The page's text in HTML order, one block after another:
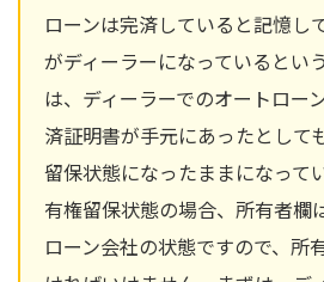
ローンは完済していると記憶し
がディーラーになっているとい
は、ディーラーでのオートロー
済証明書が手元にあったとして
留保状態になったままになって
有権留保状態の場合、所有者欄
ローン会社の状態ですので、所